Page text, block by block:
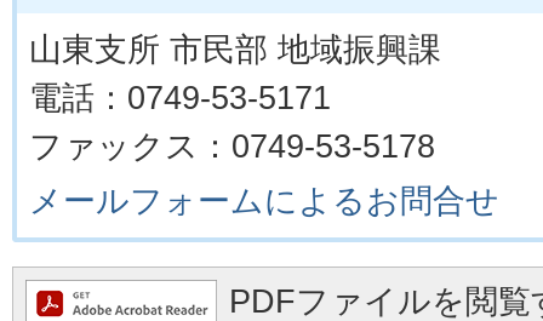
山東支所 市民部 地域振興課
電話：0749-53-5171
ファックス：0749-53-5178
メールフォームによるお問合せ
PDFファイルを閲